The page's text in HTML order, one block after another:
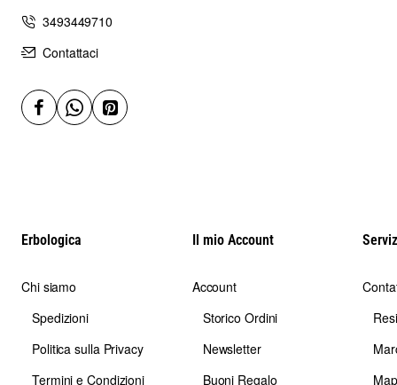
3493449710
Contattaci
Erbologica
Chi siamo
Spedizioni
Politica sulla Privacy
Termini e Condizioni
Il mio Account
Account
Storico Ordini
Newsletter
Buoni Regalo